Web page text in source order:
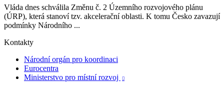
Vláda dnes schválila Změnu č. 2 Územního rozvojového plánu
(ÚRP), která stanoví tzv. akcelerační oblasti. K tomu Česko zavazují
podmínky Národního ...
Kontakty
Národní orgán pro koordinaci
Eurocentra
Ministerstvo pro místní rozvoj
